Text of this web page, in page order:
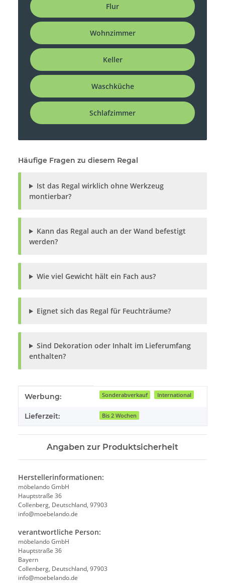
Flur
Wohnzimmer
Keller
Waschküche
Schlafzimmer
Häufige Fragen zu diesem Regal
Ist das Regal wirklich ohne Werkzeug
montierbar?
Kann das Regal auch an der Wand befestigt
werden?
Wie viel Gewicht hält ein Fach aus?
Eignet sich das Regal für Feuchträume?
Sind Dekoration oder Inhalt im Lieferumfang
enthalten?
Produkteigenschaft
Wert
Werbung: Sonderabverkauf International
Lieferzeit: Bis 2 Wochen
Angaben zur Produktsicherheit
Herstellerinformationen:
möbelando GmbH
Hauptstraße 36
Collenberg, Deutschland, 97903
info@moebelando.de
verantwortliche Person:
möbelando GmbH
Hauptstraße 36
Bayern
Collenberg, Deutschland, 97903
info@moebelando.de